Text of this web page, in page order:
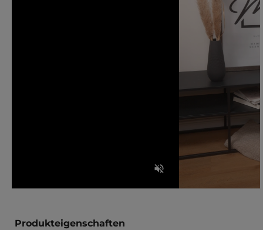
Produkteigenschaften